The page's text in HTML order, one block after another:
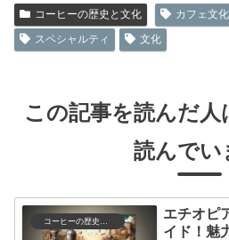
コーヒーの歴史と文化 カフェ文化
スペシャルティ
文化
この記事を読んだ人
読んでい
エチオピ
イド！魅